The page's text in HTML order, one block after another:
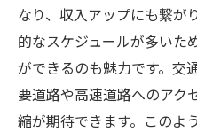
横乗り研修で実
未経験者も安心
シフト制の柔軟な働
バーを募集
なり、収入アップにも繋が
的なスケジュールが多いた
ができるのも魅力です。交
要道路や高速道路へのアク
縮が期待できます。このよ